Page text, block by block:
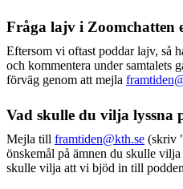
Fråga lajv i Zoomchatten
Eftersom vi oftast poddar lajv, så
och kommentera under samtalets
förväg genom att mejla
Vad skulle du vilja lyssna
Mejla till framtiden@kth.se (skriv
önskemål på ämnen du skulle
skulle vilja att vi bjöd in till